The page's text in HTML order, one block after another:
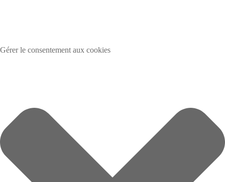
Gérer le consentement aux cookies